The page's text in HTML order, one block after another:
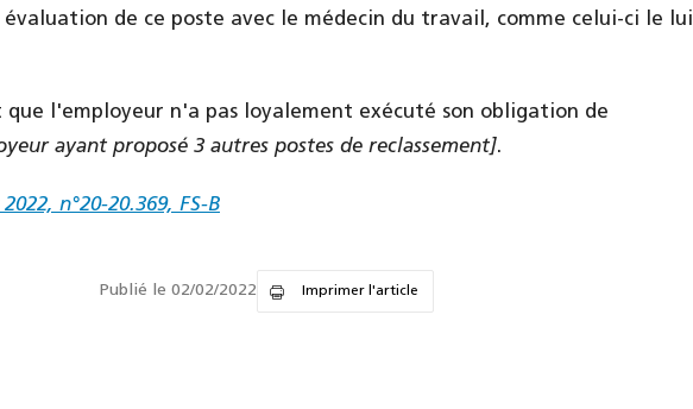
de ce poste avec le médecin du travail, comme celui-ci le lui
que l'employeur n'a pas loyalement exécuté son obligation de
ayant proposé 3 autres postes de reclassement].
n°20-20.369, FS-B
Publié le 02/02/2022 Imprimer l'article